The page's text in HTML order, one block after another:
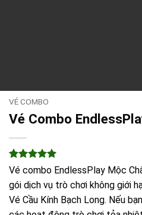
VÉ COMBO
Vé Combo
5trên 5
1
đánh giá
Vé combo EndlessPlay Mộc
gói dịch vụ trò chơi không giới
Vé Cầu Kính Bạch Long. Nếu